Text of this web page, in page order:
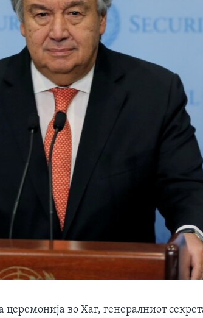
церемонија во Хаг, генералниот